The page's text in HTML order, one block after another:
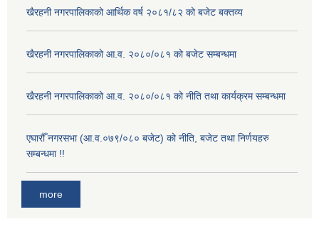
खैरहनी नगरपालिकाको आर्थिक वर्ष २०८१/८२ को बजेट बक्तव्य
खैरहनी नगरपालिकाको आ.व. २०८०/०८१ को बजेट सम्बन्धमा
खैरहनी नगरपालिकाको आ.व. २०८०/०८१ को नीति तथा कार्यक्रम सम्बन्धमा
एघारौँ नगरसभा (आ.व.०७९/०८० बजेट) को नीति, बजेट तथा निर्णयहरु
सम्बन्धमा !!
more